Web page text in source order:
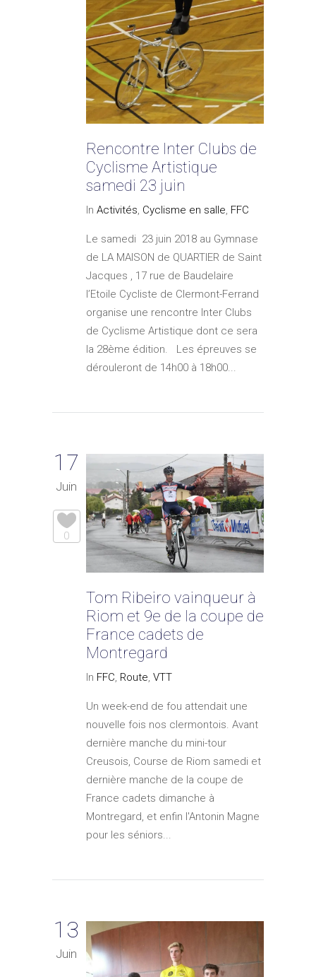
Rencontre Inter Clubs de
Cyclisme Artistique
samedi 23 juin
In Activités, Cyclisme en salle, FFC
Le samedi 23 juin 2018 au Gymnase
de LA MAISON de QUARTIER de Saint
Jacques , 17 rue de Baudelaire
l’Etoile Cycliste de Clermont-Ferrand
organise une rencontre Inter Clubs
de Cyclisme Artistique dont ce sera
la 28ème édition. Les épreuves se
dérouleront de 14h00 à 18h00...
17
Juin
0
Tom Ribeiro vainqueur à
Riom et 9e de la coupe de
France cadets de
Montregard
In FFC, Route, VTT
Un week-end de fou attendait une
nouvelle fois nos clermontois. Avant
dernière manche du mini-tour
Creusois, Course de Riom samedi et
dernière manche de la coupe de
France cadets dimanche à
Montregard, et enfin l'Antonin Magne
pour les séniors...
13
Juin